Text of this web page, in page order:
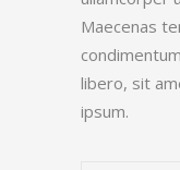
Maecenas
libero, sit
ipsum.